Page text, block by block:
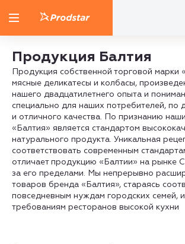
Продукция Балтия
Продукция собственной торговой марки
мясные деликатесы и колбасы,
нашего двадцатилетнего опыта и
специально для наших потребителей, по
и отличного качества. По признанию
«Балтия» является стандартом
натурального продукта. Уникальная
соответствовать современным
отличает продукцию «Балтии» на рынке
за его пределами. Мы непрерывно
товаров бренда «Балтия», стараясь
повседневным нуждам городских семей,
требованиям ресторанов высокой кухни